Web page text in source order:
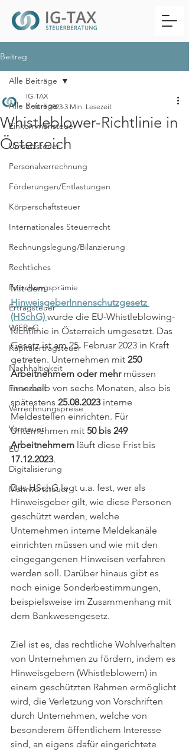
Beitrag
Alle Beiträge
Einkommensteuer
Umsatzsteuer
Personalverrechnung
Förderungen/Entlastungen
Körperschaftsteuer
Internationales Steuerrecht
Rechnungslegung/Bilanzierung
Rechtliches
Forschungsprämie
Ertragsteuer
WiEReG
Kapitalertragsteuer
Nachhaltigkeit
Finanzamt
Verrechnungspreise
Vorsteuer
EU
Digitalisierung
Mehrwertsteuer
Alle Beiträge
Whistleblower-Richtlinie in
Österreich
IG-TAX
7. Juni 2023 3 Min. Lesezeit
Mit dem
HinweisgeberInnenschutzgesetz
(HSchG) wurde die EU-Whistleblowing-
Richtlinie in Österreich umgesetzt. Das
Gesetz ist am 25. Februar 2023 in Kraft
getreten. Unternehmen mit 250
Arbeitnehmern oder mehr müssen
innerhalb von sechs Monaten, also bis
spätestens 25.08.2023 interne
Meldestellen einrichten. Für
Unternehmen mit 50 bis 249
Arbeitnehmern läuft diese Frist bis
17.12.2023.
Das HSchG legt u.a. fest, wer als
Hinweisgeber gilt, wie diese Personen
geschützt werden, welche
Unternehmen interne Meldekanäle
einrichten müssen und wie mit den
eingegangenen Hinweisen verfahren
werden soll. Darüber hinaus gibt es
noch einige Sonderbestimmungen,
beispielsweise im Zusammenhang mit
dem Bankwesengesetz.
Ziel ist es, das rechtliche Wohlverhalten
von Unternehmen zu fördern, indem es
Hinweisgebern (Whistleblowern) in
einem geschützten Rahmen ermöglicht
wird, die Verletzung von Vorschriften
durch Unternehmen, welche von
besonderem öffentlichem Interesse
sind, an eigens dafür eingerichtete